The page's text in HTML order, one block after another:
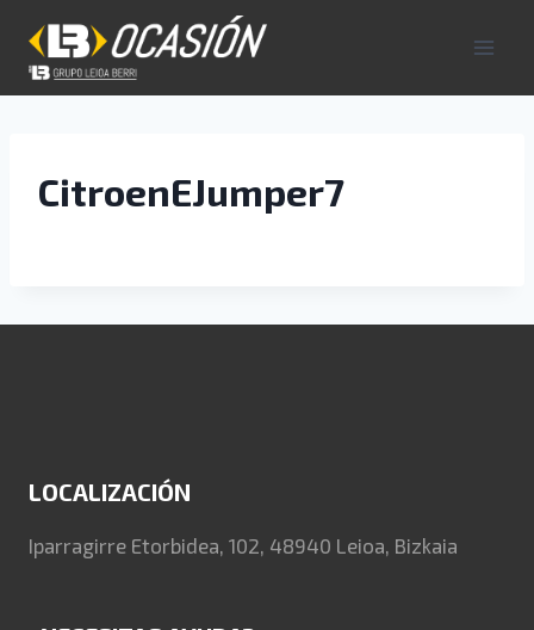
contenido
CitroenEJumper7
LOCALIZACIÓN
Iparragirre Etorbidea, 102, 48940 Leioa, Bizkaia